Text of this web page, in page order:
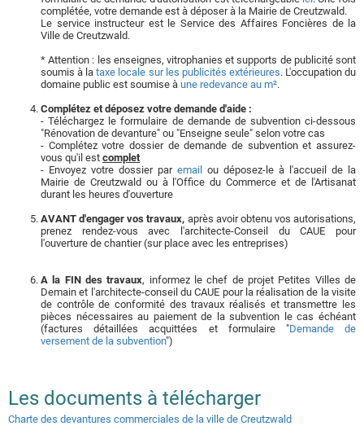
complétée, votre demande est à déposer à la Mairie de Creutzwald.
Le service instructeur est le Service des Affaires Foncières de la
Ville de Creutzwald.
* Attention : les enseignes, vitrophanies et supports de publicité sont
soumis à lataxe locale sur les publicités extérieures. L'occupation du
domaine public est soumise à une redevance au m².
Complétez et déposez votre demande d'aide :
- Téléchargez le formulaire de demande de subvention ci-dessous
"Rénovation de devanture" ou "Enseigne seule" selon votre cas
- Complétez votre dossier de demande de subvention et assurez-
vous qu'il est complet
- Envoyez votre dossier par email ou déposez-le à l'accueil de la
Mairie de Creutzwald ou à l'Office du Commerce et de l'Artisanat
durant les heures d'ouverture
AVANT d'engager vos travaux, après avoir obtenu vos autorisations,
prenez rendez-vous avec l'architecte-Conseil du CAUE pour
l'ouverture de chantier (sur place avec les entreprises)
A la FIN des travaux, informez le chef de projet Petites Villes de
Demain et l'architecte-conseil du CAUE pour la réalisation de la visite
de contrôle de conformité des travaux réalisés et transmettre les
pièces nécessaires au paiement de la subvention le cas échéant
(factures détaillées acquittées et formulaire "Demande de
versement de la subvention")
Les documents à télécharger
Charte des devantures commerciales de la ville de Creutzwald